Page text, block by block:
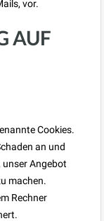
vor.
AUF
Cookies.
an und
unser Angebot
machen.
Rechner